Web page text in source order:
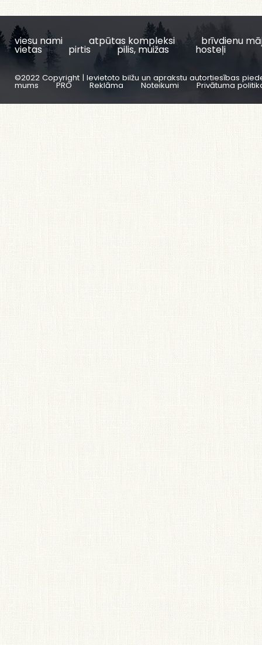
viesu nami atpūtas kompleksi brīvdienu
vietas pirtis pilis, muižas hosteļi
©2022 Copyright | Ievietoto bilžu un aprakstu autortiesības
mums PRO Reklāma Noteikumi Privātuma